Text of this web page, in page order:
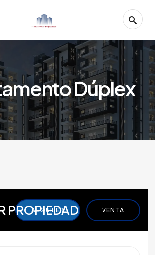
Dúplex
PROPIEDAD
ALQUILER VENTA